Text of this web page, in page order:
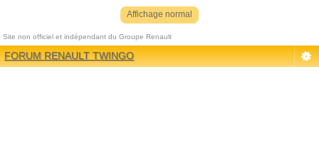
Affichage normal
Site non officiel et indépendant du Groupe Renault
Référenceur| phpBB |Référencement|Contact
FORUM RENAULT TWINGO